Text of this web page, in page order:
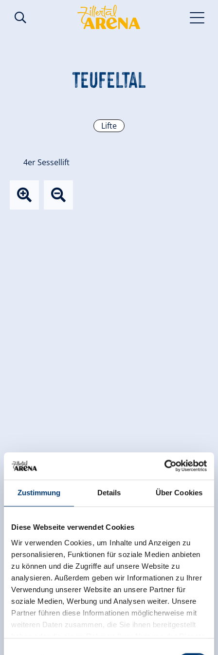
Zustimmung Details Über Cookies
Diese Webseite verwendet Cookies
Wir verwenden Cookies, um Inhalte und Anzeigen zu
personalisieren, Funktionen für soziale Medien anbieten
zu können und die Zugriffe auf unsere Website zu
analysieren. Außerdem geben wir Informationen zu Ihrer
Verwendung unserer Website an unsere Partner für
soziale Medien, Werbung und Analysen weiter. Unsere
Partner führen diese Informationen möglicherweise mit
weiteren Daten zusammen, die Sie ihnen bereitgestellt
haben oder die sie im Rahmen Ihrer Nutzung der Dienste
TEUFELTAL
Lifte
4er Sessellift